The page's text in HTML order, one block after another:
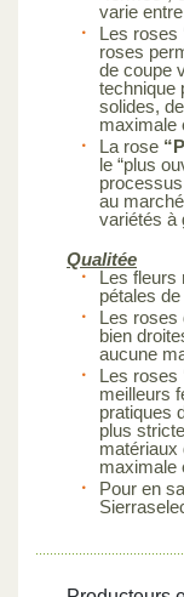
varie
Les roses
roses
de coupe
technique
solides,
maximale
La rose
le “plus
au
variétés à
Qualitée
Les fleurs
pétales
Les roses
bien
aucune
Les roses
meilleurs
pratiques
plus
matériaux
maximale
Pour en